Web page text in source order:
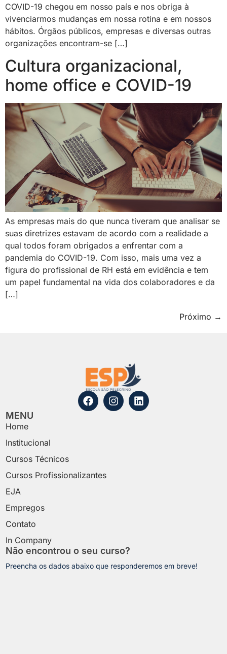
COVID-19 chegou em nosso país e nos obriga à
vivenciarmos mudanças em nossa rotina e em nossos
hábitos. Órgãos públicos, empresas e diversas outras
organizações encontram-se […]
Cultura organizacional,
home office e COVID-19
As empresas mais do que nunca tiveram que analisar se
suas diretrizes estavam de acordo com a realidade a
qual todos foram obrigados a enfrentar com a
pandemia do COVID-19. Com isso, mais uma vez a
figura do profissional de RH está em evidência e tem
um papel fundamental na vida dos colaboradores e da
[…]
Próximo →
MENU
Home
Institucional
Cursos Técnicos
Cursos Profissionalizantes
EJA
Empregos
Contato
In Company
Não encontrou o seu curso?
Preencha os dados abaixo que responderemos em breve!